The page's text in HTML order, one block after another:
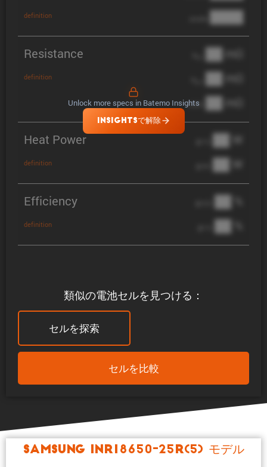
類似の電池セルを見つける：
セルを探索
セルを比較
definition ████
Resistance
definition
██ mΩ
██ mΩ
DCIR ██ mΩ
Heat Power
definition
██ W
██ W
Efficiency
definition
██ %
██ %
Unlock more specs in Batemo Insights
INSIGHTSで解除
Samsung INR18650-25R(5) モデル